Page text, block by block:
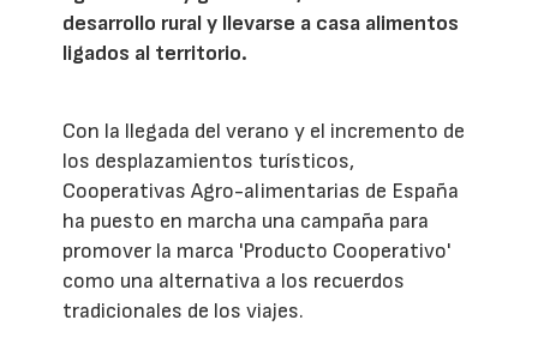
desarrollo rural y llevarse a casa alimentos
ligados al territorio.
Con la llegada del verano y el incremento de
los desplazamientos turísticos,
Cooperativas Agro-alimentarias de España
ha puesto en marcha una campaña para
promover la marca 'Producto Cooperativo'
como una alternativa a los recuerdos
tradicionales de los viajes.